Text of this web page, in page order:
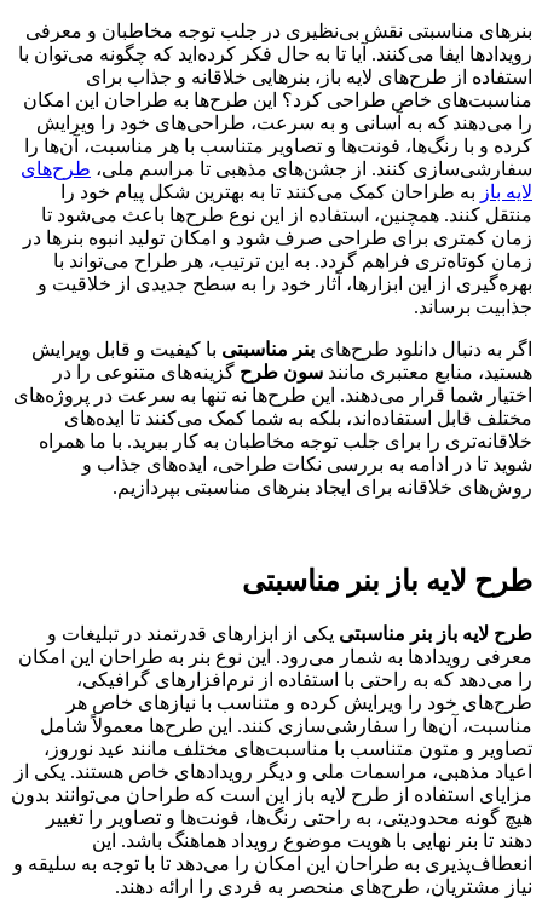
بنرهای مناسبتی نقش بی‌نظیری در جلب توجه مخاطبان و معرفی
رویدادها ایفا می‌کنند. آیا تا به حال فکر کرده‌اید که چگونه می‌توان با
استفاده از طرح‌های لایه باز، بنرهایی خلاقانه و جذاب برای
مناسبت‌های خاص طراحی کرد؟ این طرح‌ها به طراحان این امکان
را می‌دهند که به آسانی و به سرعت، طراحی‌های خود را ویرایش
کرده و با رنگ‌ها، فونت‌ها و تصاویر متناسب با هر مناسبت، آن‌ها را
سفارشی‌سازی کنند. از جشن‌های مذهبی تا مراسم ملی، طرح‌های
لایه باز به طراحان کمک می‌کنند تا به بهترین شکل پیام خود را
منتقل کنند. همچنین، استفاده از این نوع طرح‌ها باعث می‌شود تا
زمان کمتری برای طراحی صرف شود و امکان تولید انبوه بنرها در
زمان کوتاه‌تری فراهم گردد. به این ترتیب، هر طراح می‌تواند با
بهره‌گیری از این ابزارها، آثار خود را به سطح جدیدی از خلاقیت و
جذابیت برساند.
اگر به دنبال دانلود طرح‌های بنر مناسبتی با کیفیت و قابل ویرایش
هستید، منابع معتبری مانند سون طرح گزینه‌های متنوعی را در
اختیار شما قرار می‌دهند. این طرح‌ها نه تنها به سرعت در پروژه‌های
مختلف قابل استفاده‌اند، بلکه به شما کمک می‌کنند تا ایده‌های
خلاقانه‌تری را برای جلب توجه مخاطبان به کار ببرید. با ما همراه
شوید تا در ادامه به بررسی نکات طراحی، ایده‌های جذاب و
روش‌های خلاقانه برای ایجاد بنرهای مناسبتی بپردازیم.
طرح لایه باز بنر مناسبتی
طرح لایه باز بنر مناسبتی یکی از ابزارهای قدرتمند در تبلیغات و
معرفی رویدادها به شمار می‌رود. این نوع بنر به طراحان این امکان
را می‌دهد که به راحتی با استفاده از نرم‌افزارهای گرافیکی،
طرح‌های خود را ویرایش کرده و متناسب با نیازهای خاص هر
مناسبت، آن‌ها را سفارشی‌سازی کنند. این طرح‌ها معمولاً شامل
تصاویر و متون متناسب با مناسبت‌های مختلف مانند عید نوروز،
اعیاد مذهبی، مراسمات ملی و دیگر رویدادهای خاص هستند. یکی از
مزایای استفاده از طرح لایه باز این است که طراحان می‌توانند بدون
هیچ گونه محدودیتی، به راحتی رنگ‌ها، فونت‌ها و تصاویر را تغییر
دهند تا بنر نهایی با هویت موضوع رویداد هماهنگ باشد. این
انعطاف‌پذیری به طراحان این امکان را می‌دهد تا با توجه به سلیقه و
نیاز مشتریان، طرح‌های منحصر به فردی را ارائه دهند.